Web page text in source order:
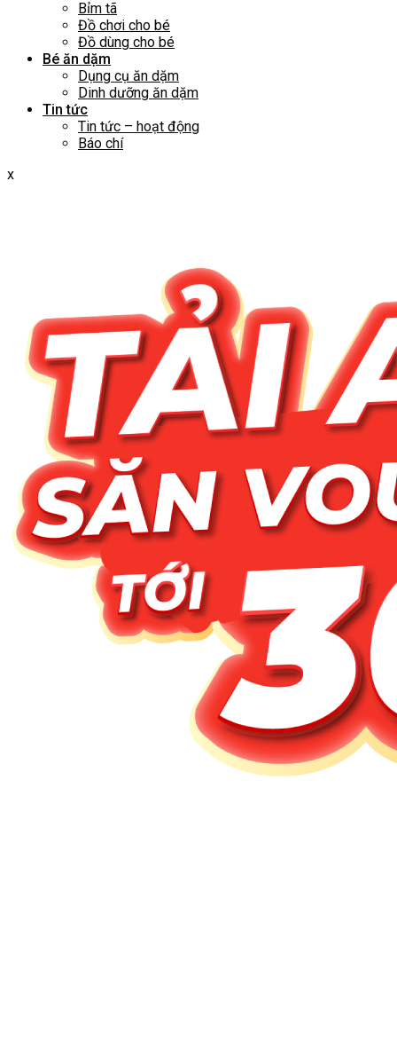
Bỉm tã
Đồ chơi cho bé
Đồ dùng cho bé
Bé ăn dặm
Dụng cụ ăn dặm
Dinh dưỡng ăn dặm
Tin tức
Tin tức – hoạt động
Báo chí
x